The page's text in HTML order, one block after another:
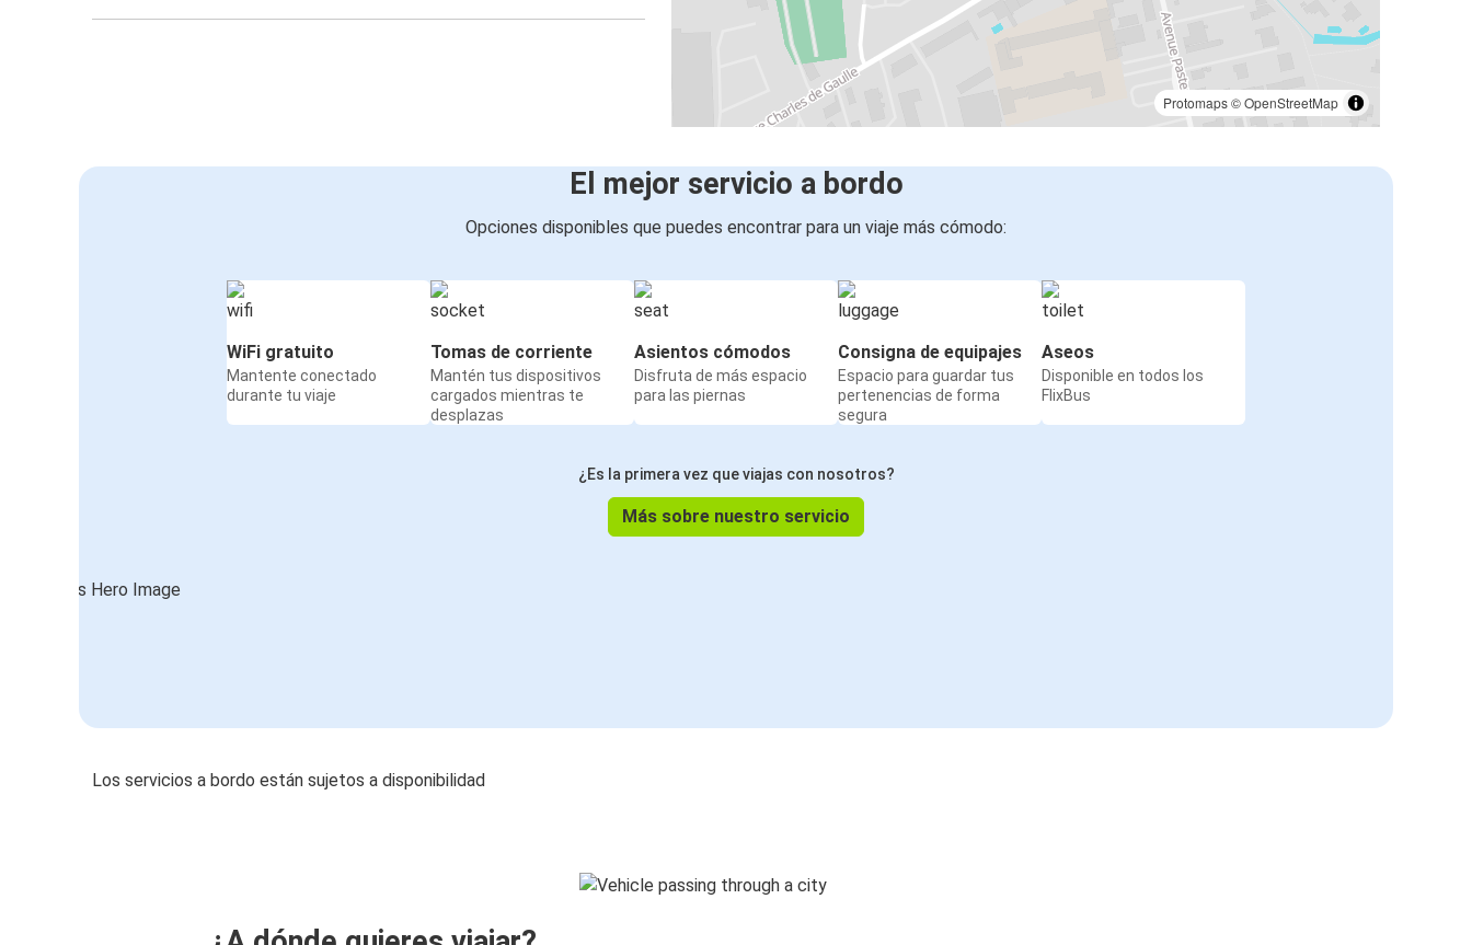
Protomaps©OpenStreetMap
El mejor servicio a bordo
Opciones disponibles que puedes encontrar para un viaje más cómodo:
WiFi gratuito
Mantente conectado
durante tu viaje
Tomas de corriente
Mantén tus dispositivos
cargados mientras te
desplazas
Asientos cómodos
Disfruta de más espacio
para las piernas
Consigna de equipajes
Espacio para guardar tus
pertenencias de forma
segura
Aseos
Disponible en todos los
FlixBus
¿Es la primera vez que viajas con nosotros?
Más sobre nuestro servicio
Los servicios a bordo están sujetos a disponibilidad